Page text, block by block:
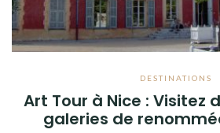
DESTINATIONS
Art Tour à Nice : Visitez
galeries de